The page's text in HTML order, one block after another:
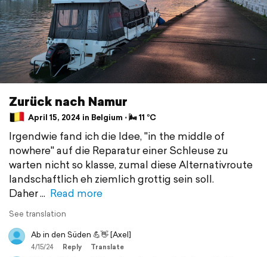
Zurück nach Namur
April 15, 2024 in Belgium ⋅ 🌬 11 °C
Irgendwie fand ich die Idee, "in the middle of
nowhere" auf die Reparatur einer Schleuse zu
warten nicht so klasse, zumal diese Alternativroute
landschaftlich eh ziemlich grottig sein soll.
Daher
Read more
See translation
Ab in den Süden 💪👋 [Axel]
4/15/24 Reply Translate